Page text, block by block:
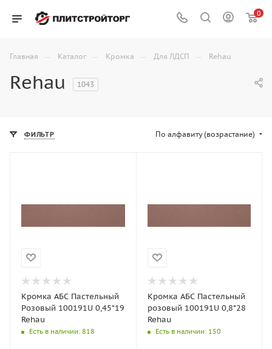
0
Главная — Каталог — Кромка — Для ЛДСП — Rehau
Rehau 1043
ФИЛЬТР По алфавиту (возрастание)
Кромка АБС Пастельный
Розовый 100191U 0,45*19
Rehau
Есть в наличии: 818
Кромка АБС Пастельный
розовый 100191U 0,8*28
Rehau
Есть в наличии: 150